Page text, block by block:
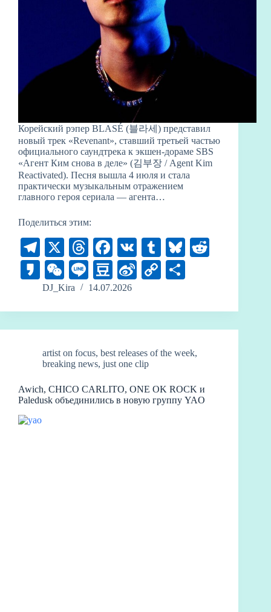
Корейский рэпер BLASÉ (블라세) представил
новый трек «Revenant», ставший третьей частью
официального саундтрека к экшен-дораме SBS
«Агент Ким снова в деле» (김부장 / Agent Kim
Reactivated). Песня вышла 4 июля и стала
практически музыкальным отражением
главного героя сериала — агента…
Поделиться этим:
Te
le
gr
a
m
X
T
hr
ea
ds
Fa
ce
bo
ok
V
K
T
u
m
bl
r
Bl
y
t
K
ak
ao
W
e
C
ha
t
Li
ne
D
ou
ba
n
Si
W
ei
bo
C
y
Li
nk
ра
ви
ть
DJ_Kira 14.07.2026
artist on focus, best releases of the week,
breaking news, just one clip
Awich, CHICO CARLITO, ONE OK ROCK и
Paledusk объединились в новую группу YAO